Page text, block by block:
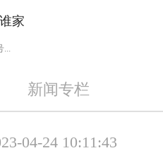
家
‍‍‍...
新闻专栏
04-24 10:11:43